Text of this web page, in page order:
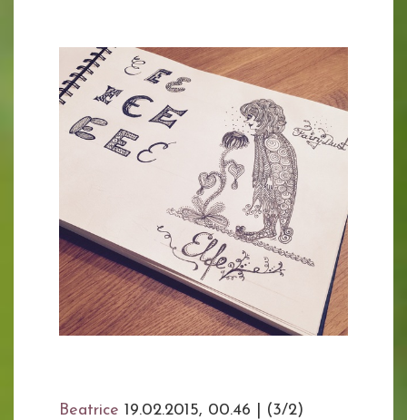
Beatrice 19.02.2015, 00.46
(3/2)